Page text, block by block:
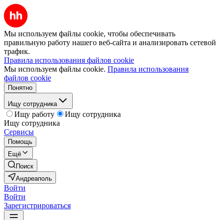
Мы используем файлы cookie, чтобы обеспечивать
правильную работу нашего веб-сайта и анализировать сетевой
трафик.
Правила использования файлов cookie
Мы используем файлы cookie. Правила использования
файлов cookie
Понятно
Ищу сотрудника
Ищу работу
Ищу сотрудника
Ищу сотрудника
Сервисы
Помощь
Ещё
Поиск
Андреаполь
Войти
Войти
Зарегистрироваться